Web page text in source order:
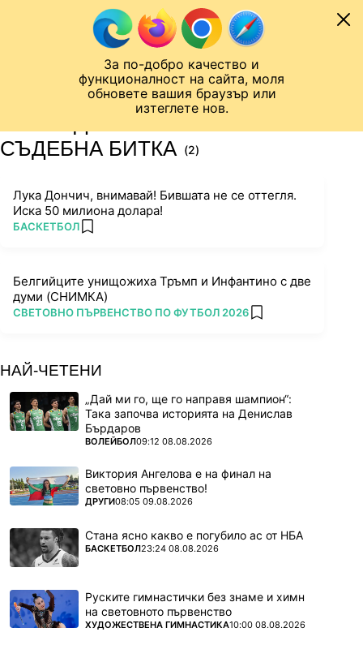
За по-добро качество и
функционалност на сайта, моля
обновете вашия браузър или
изтеглете нов.
Към съдържанието
Лига на Конференциите
СЪДЕБНА БИТКА (2)
Лука Дончич, внимавай! Бившата не се оттегля.
Иска 50 милиона долара!
ПОВЕЧЕ ОТ
БАСКЕТБОЛ add favorites
Белгийците унищожиха Тръмп и Инфантино с две
думи (СНИМКА)
ПОВЕЧЕ ОТ
СВЕТОВНО ПЪРВЕНСТВО ПО ФУТБОЛ 2026 add favorites
НАЙ-ЧЕТЕНИ
„Дай ми го, ще го направя шампион“:
Така започва историята на Денислав
Бърдаров
ПОВЕЧЕ ОТ
ВОЛЕЙБОЛ09:12 08.08.2026
Виктория Ангелова е на финал на
световно първенство!
ПОВЕЧЕ ОТ
ДРУГИ08:05 09.08.2026
Стана ясно какво е погубило ас от НБА
ПОВЕЧЕ ОТ
БАСКЕТБОЛ23:24 08.08.2026
Руските гимнастички без знаме и химн
на световното първенство
ПОВЕЧЕ ОТ
ХУДОЖЕСТВЕНА ГИМНАСТИКА10:00 08.08.2026